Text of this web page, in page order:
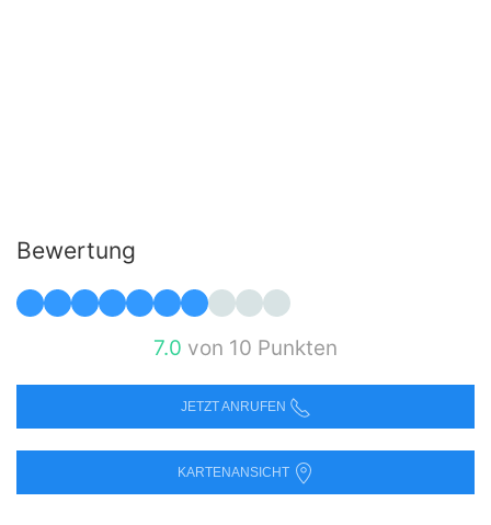
Bewertung
7.0 von 10 Punkten
JETZT ANRUFEN
KARTENANSICHT